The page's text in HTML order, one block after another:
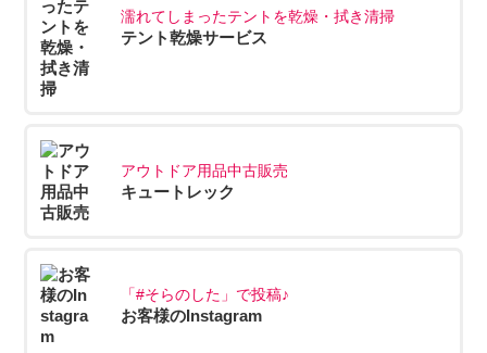
濡れてしまったテントを乾燥・拭き清掃
テント乾燥サービス
アウトドア用品中古販売
キュートレック
「#そらのした」で投稿♪
お客様のInstagram